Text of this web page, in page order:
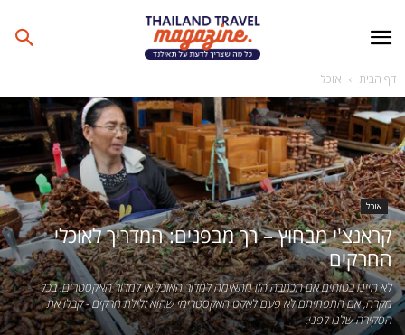
דף הבית אוכל
אוכל
קראנצ'י מבחוץ – רך מבפנים: המדריך לאוכלי
החרקים
לא היינו בטוחים אם הכתבה הזו מתאימה למדור האוכל או למדור האקסטרים. בכל
מקרה, אם התפתיתם לא פעם לאקט האקסטרימי שהוא זלילת חרקים - קבלו את
הסקירה שלנו לפני.